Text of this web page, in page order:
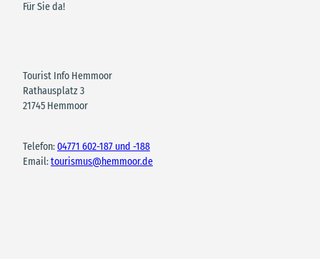
Für Sie da!
Tourist Info Hemmoor
Rathausplatz 3
21745 Hemmoor
Telefon:04771 602-187 und -188
Email:tourismus@hemmoor.de